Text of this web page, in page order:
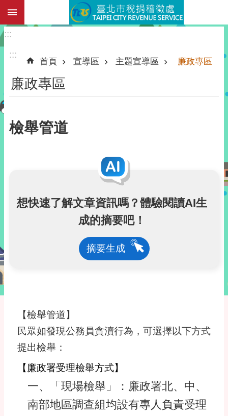
跳到主要內容區塊
:::
:::
首頁 宣導區 主題宣導區 廉政專區
廉政專區
檢舉管道
想快速了解文章資訊嗎？體驗閱讀AI生
成的摘要吧！
摘要生成
【檢舉管道】
民眾如發現公務員貪瀆行為，可選擇以下方式
提出檢舉：
【廉政署受理檢舉方式】
一、「現場檢舉」：廉政署北、中、
南部地區調查組均設有專人負責受理